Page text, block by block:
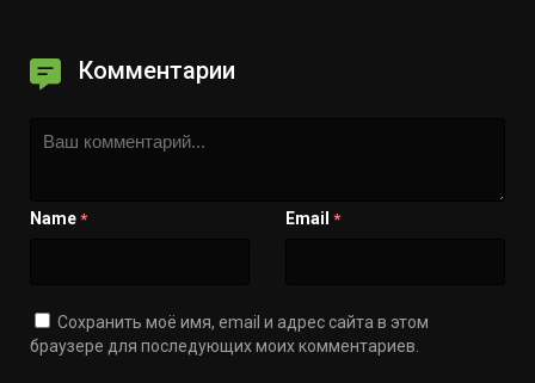
Комментарии
Name * Email *
Сохранить моё имя, email и адрес сайта в этом
браузере для последующих моих комментариев.